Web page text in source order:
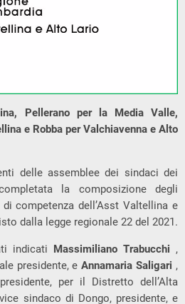
Pellerano per la Media Valle,
e Robba per Valchiavenna e Alto
delle assemblee dei sindaci dei
la composizione degli
competenza dell’Asst Valtellina e
dalla legge regionale 22 del 2021.
indicati Massimiliano Trabucchi ,
presidente, eAnnamaria Saligari ,
per il Distretto dell’Alta
sindaco di Dongo, presidente, e